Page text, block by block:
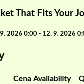
That Fits Your
9. 2026 0:00 - 12. 9. 2026
Cena Availability